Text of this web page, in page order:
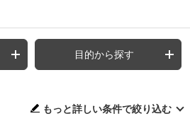
目的から探す
もっと詳しい条件で絞り込む